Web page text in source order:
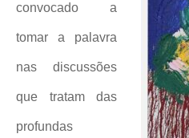
convocado a
tomar a palavra
nas discussões
que tratam das
profundas